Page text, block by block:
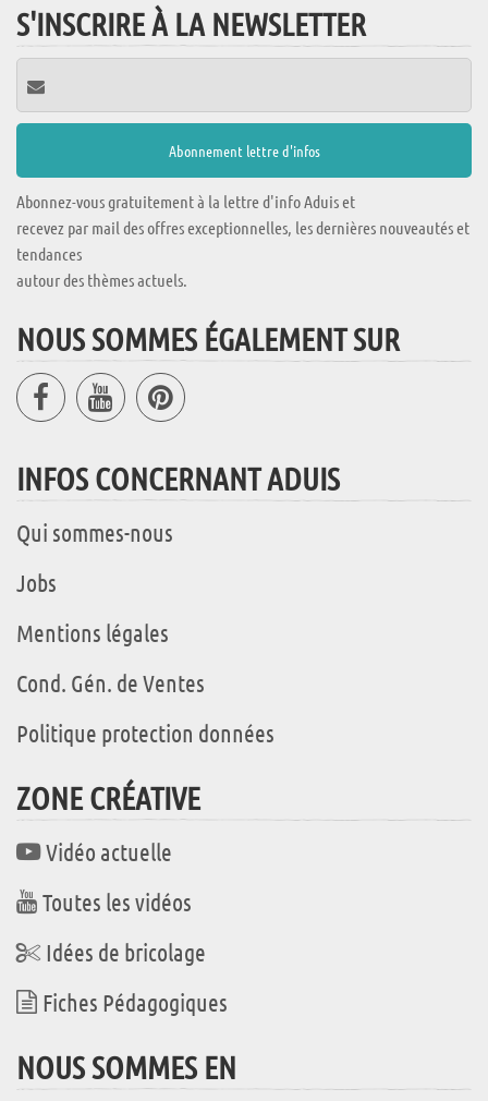
S'INSCRIRE À LA NEWSLETTER
Abonnez-vous gratuitement à la lettre d'info Aduis et
recevez par mail des offres exceptionnelles, les dernières nouveautés et
tendances
autour des thèmes actuels.
NOUS SOMMES ÉGALEMENT SUR
INFOS CONCERNANT ADUIS
Qui sommes-nous
Jobs
Mentions légales
Cond. Gén. de Ventes
Politique protection données
ZONE CRÉATIVE
Vidéo actuelle
Toutes les vidéos
Idées de bricolage
Fiches Pédagogiques
NOUS SOMMES EN